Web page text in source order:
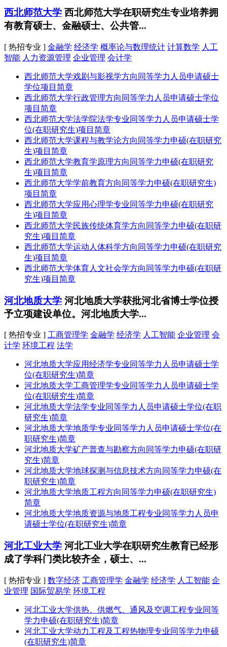
西北师范大学 西北师范大学在职研究生专业培养拥
有教育硕士、金融硕士、公共管...
[ 热招专业 ] 金融学 经济学 概率论与数理统计 计算数学 人工
智能 人力资源管理 企业管理 会计学
西北师范大学戏剧与影视学方向同等学力人员申请硕士
学位项目简章
西北师范大学行政管理方向同等学力人员申请硕士学位
项目简章
西北师范大学法学院法学专业同等学力人员申请硕士学
位(在职研究生)项目简章
西北师范大学课程与教学论方向同等学力申硕(在职研究
生)项目简章
西北师范大学教育学原理方向同等学力申硕(在职研究
生)项目简章
西北师范大学学前教育方向同等学力申硕(在职研究生)
项目简章
西北师范大学应用心理学专业同等学力申硕(在职研究
生)项目简章
西北师范大学民族传统体育学方向同等学力申硕(在职研
究生)项目简章
西北师范大学运动人体科学方向同等学力申硕(在职研究
生)项目简章
西北师范大学体育人文社会学方向同等学力申硕(在职研
究生)项目简章
河北地质大学 河北地质大学获批河北省博士学位授
予立项建设单位。河北地质大学...
[ 热招专业 ] 工商管理学 金融学 经济学 人工智能 企业管理 会
计学 环境工程 法学
河北地质大学应用经济学专业同等学力人员申请硕士学
位(在职研究生)简章
河北地质大学工商管理学专业同等学力人员申请硕士学
位(在职研究生)简章
河北地质大学法学专业同等学力人员申请硕士学位(在职
研究生)简章
河北地质大学地质学专业同等学力人员申请硕士学位(在
职研究生)简章
河北地质大学矿产普查与勘察方向同等学力申硕(在职研
究生)简章
河北地质大学地球探测与信息技术方向同等学力申硕(在
职研究生)简章
河北地质大学地质工程方向同等学力申硕(在职研究生)
简章
河北地质大学地质资源与地质工程专业同等学力人员申
请硕士学位(在职研究生)简章
河北工业大学 河北工业大学在职研究生教育已经形
成了学科门类比较齐全，硕士、...
[ 热招专业 ] 数字经济 工商管理学 金融学 经济学 人工智能 企
业管理 国际贸易学 环境工程
河北工业大学供热、供燃气、通风及空调工程专业同等
学力申硕(在职研究生)简章
河北工业大学动力工程及工程热物理专业同等学力申硕
(在职研究生)简章